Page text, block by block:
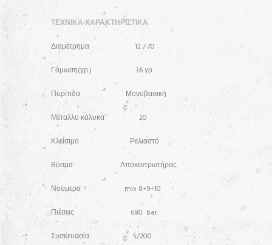
ΤΕΧΝΙΚΑ ΧΑΡΑΚΤΗΡΙΣΤΙΚΑ
Διαμέτρημα 12 / 70
Γόμωση(γρ.) 36 γρ.
Πυρίτιδα Μονοβασική
Μέταλλο κάλυκα 20
Κλείσιμο Ρελιαστό
Βύσμα Αποκεντρωτήρας
Νούμερα mix 8+9+10
Πιέσεις 680 bar
Συσκευασία 5/200